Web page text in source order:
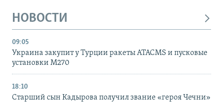
НОВОСТИ
09:05
Украина закупит у Турции ракеты ATACMS и пусковые
установки M270
18:10
Старший сын Кадырова получил звание «героя Чечни»